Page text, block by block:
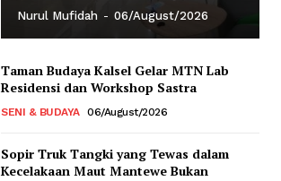
Nurul Mufidah - 06/August/2026
Taman Budaya Kalsel Gelar MTN Lab
Residensi dan Workshop Sastra
SENI & BUDAYA 06/August/2026
Sopir Truk Tangki yang Tewas dalam
Kecelakaan Maut Mantewe Bukan